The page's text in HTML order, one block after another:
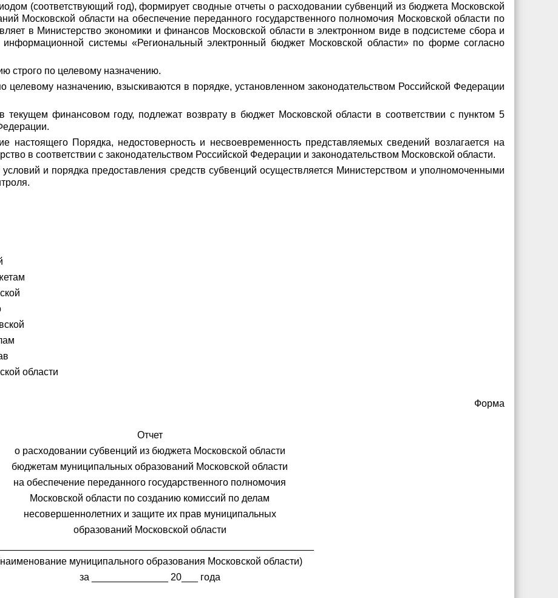
(соответствующий год), формирует сводные отчеты о расходовании субвенций из бюджета Московской
Московской области на обеспечение переданного государственного полномочия Московской области по
в Министерство экономики и финансов Московской области в электронном виде в подсистеме сбора и
информационной системы «Региональный электронный бюджет Московской области» по форме согласно
строго по целевому назначению.
целевому назначению, взыскиваются в порядке, установленном законодательством Российской Федерации
финансовом году, подлежат возврату в бюджет Московской области в соответствии с пунктом 5
настоящего Порядка, недостоверность и несвоевременность представляемых сведений возлагается на
в соответствии с законодательством Российской Федерации и законодательством Московской области.
и порядка предоставления средств субвенций осуществляется Министерством и уполномоченными
области
Форма
Отчет
о расходовании субвенций из бюджета Московской области
бюджетам муниципальных образований Московской области
на обеспечение переданного государственного полномочия
Московской области по созданию комиссий по делам
несовершеннолетних и защите их прав муниципальных
образований Московской области
муниципального образования Московской области)
за ______________ 20___ года